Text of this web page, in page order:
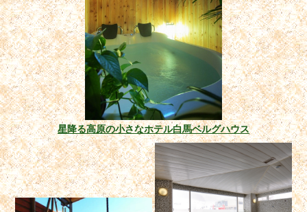
星降る高原の小さなホテル白馬ベルグハウス